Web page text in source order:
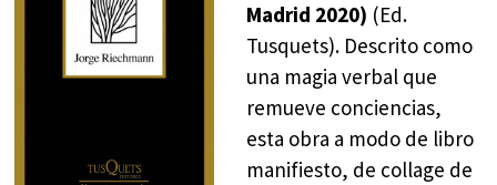
Madrid 2020) (Ed.
Tusquets). Descrito como
una magia verbal que
remueve conciencias,
esta obra a modo de libro
manifiesto, de collage de